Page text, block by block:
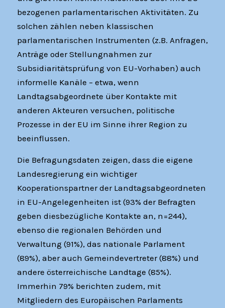
bezogenen parlamentarischen Aktivitäten. Zu
solchen zählen neben klassischen
parlamentarischen Instrumenten (z.B. Anfragen,
Anträge oder Stellungnahmen zur
Subsidiaritätsprüfung von EU-Vorhaben) auch
informelle Kanäle – etwa, wenn
Landtagsabgeordnete über Kontakte mit
anderen Akteuren versuchen, politische
Prozesse in der EU im Sinne ihrer Region zu
beeinflussen.
Die Befragungsdaten zeigen, dass die eigene
Landesregierung ein wichtiger
Kooperationspartner der Landtagsabgeordneten
in EU-Angelegenheiten ist (93% der Befragten
geben diesbezügliche Kontakte an, n=244),
ebenso die regionalen Behörden und
Verwaltung (91%), das nationale Parlament
(89%), aber auch Gemeindevertreter (88%) und
andere österreichische Landtage (85%).
Immerhin 79% berichten zudem, mit
Mitgliedern des Europäischen Parlaments